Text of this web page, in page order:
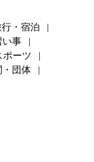
行・宿泊
い事
ポーツ
・団体